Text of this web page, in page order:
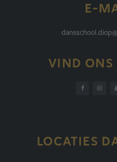
E-
VIND ONS
LOCATIES